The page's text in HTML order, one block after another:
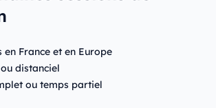
en France et en Europe
distanciel
ou temps partiel